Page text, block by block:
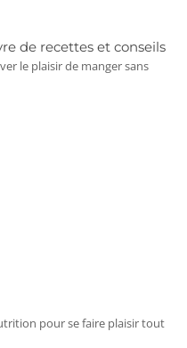
de recettes et conseils
le plaisir de manger sans
pour se faire plaisir tout